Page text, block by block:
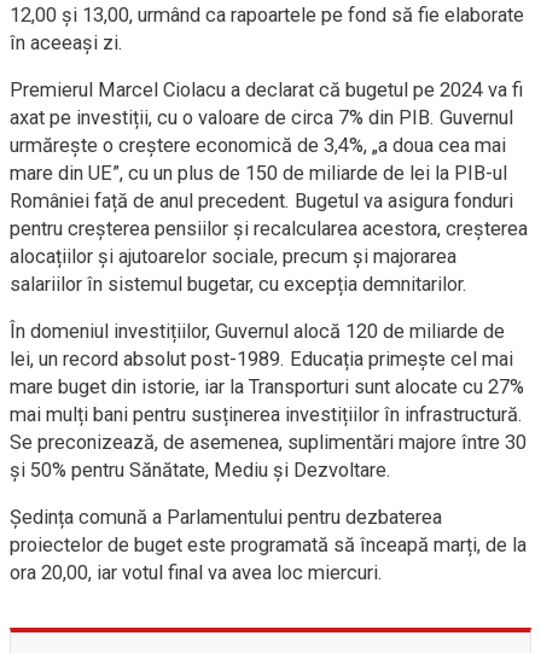
12,00 și 13,00, urmând ca rapoartele pe fond să fie elaborate
în aceeași zi.
Premierul Marcel Ciolacu a declarat că bugetul pe 2024 va fi
axat pe investiții, cu o valoare de circa 7% din PIB. Guvernul
urmărește o creștere economică de 3,4%, „a doua cea mai
mare din UE”, cu un plus de 150 de miliarde de lei la PIB-ul
României față de anul precedent. Bugetul va asigura fonduri
pentru creșterea pensiilor și recalcularea acestora, creșterea
alocațiilor și ajutoarelor sociale, precum și majorarea
salariilor în sistemul bugetar, cu excepția demnitarilor.
În domeniul investițiilor, Guvernul alocă 120 de miliarde de
lei, un record absolut post-1989. Educația primește cel mai
mare buget din istorie, iar la Transporturi sunt alocate cu 27%
mai mulți bani pentru susținerea investițiilor în infrastructură.
Se preconizează, de asemenea, suplimentări majore între 30
și 50% pentru Sănătate, Mediu și Dezvoltare.
Ședința comună a Parlamentului pentru dezbaterea
proiectelor de buget este programată să înceapă marți, de la
ora 20,00, iar votul final va avea loc miercuri.